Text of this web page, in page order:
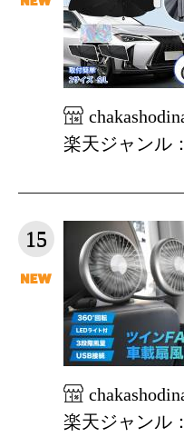
楽天ジャンル
15
楽天ジャンル